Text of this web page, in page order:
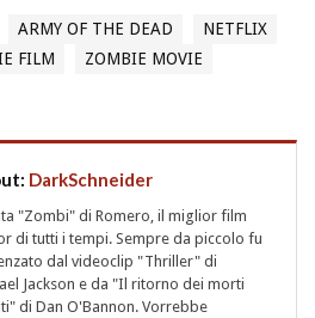
ARMY OF THE DEAD
NETFLIX
FILM
ZOMBIE MOVIE
DarkSchneider
"Zombi" di Romero, il miglior film
di tutti i tempi. Sempre da piccolo fu
dal videoclip "Thriller" di
Jackson e da "Il ritorno dei morti
di Dan O'Bannon. Vorrebbe